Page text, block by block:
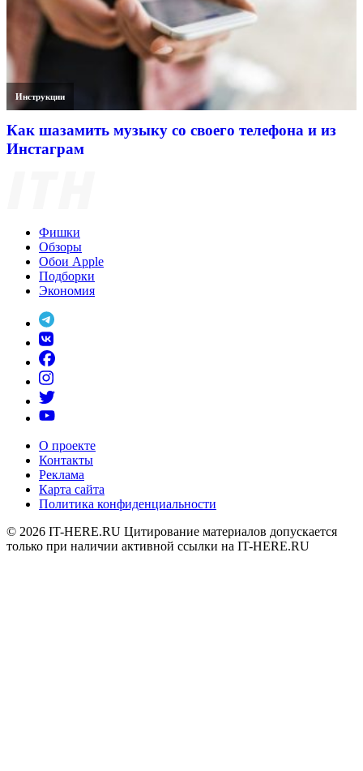
Инструкции
Как шазамить музыку со своего телефона и из
Инстаграм
Фишки
Обзоры
Обои Apple
Подборки
Экономия
О проекте
Контакты
Реклама
Карта сайта
Политика конфиденциальности
© 2026 IT-HERE.RU Цитирование материалов допускается
только при наличии активной ссылки на IT-HERE.RU